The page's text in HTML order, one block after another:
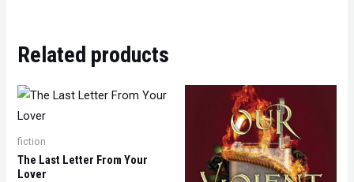
Related products
fiction
The Last Letter From Your
Lover